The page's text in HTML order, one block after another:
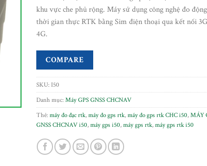
sách
yêu
thích
khu vực che phủ rộng. Máy sử dụng công nghệ đo động
thời gian thực RTK bằng Sim điện thoại qua kết nối
4G.
COMPARE
SKU: I50
Danh mục: Máy GPS GNSS CHCNAV
Thẻ: máy đo đạc rtk,máy đo gps rtk,máy đo gps rtk CHC i50,MÁY
GNSS CHCNAV i50,máy gps i50,máy gps rtk,máy gps rtk i50